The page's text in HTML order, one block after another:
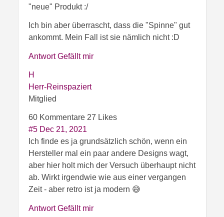
"neue" Produkt :/
Ich bin aber überrascht, dass die "Spinne" gut
ankommt. Mein Fall ist sie nämlich nicht :D
Antwort Gefällt mir
H
Herr-Reinspaziert
Mitglied
60 Kommentare 27 Likes
#5 Dec 21, 2021
Ich finde es ja grundsätzlich schön, wenn ein
Hersteller mal ein paar andere Designs wagt,
aber hier holt mich der Versuch überhaupt nicht
ab. Wirkt irgendwie wie aus einer vergangen
Zeit - aber retro ist ja modern 😅
Antwort Gefällt mir